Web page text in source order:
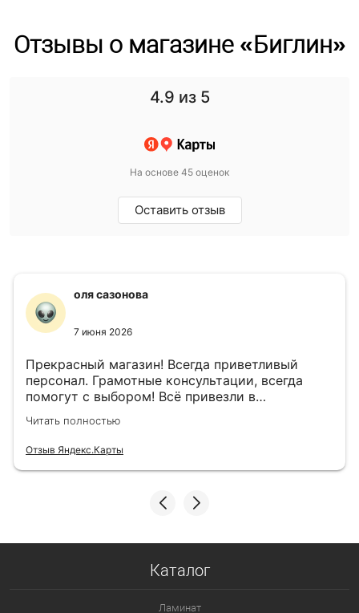
Отзывы о магазине «Биглин»
4.9 из 5
На основе 45 оценок
Оставить отзыв
оля сазонова
7 июня 2026
Прекрасный магазин! Всегда приветливый
персонал. Грамотные консультации, всегда
помогут с выбором! Всё привезли в
назначенный день!
Читать полностью
Отзыв Яндекс.Карты
Каталог
Ламинат